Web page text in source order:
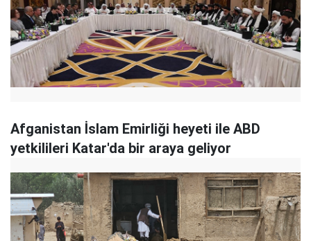
Afganistan İslam Emirliği heyeti ile ABD
yetkilileri Katar'da bir araya geliyor